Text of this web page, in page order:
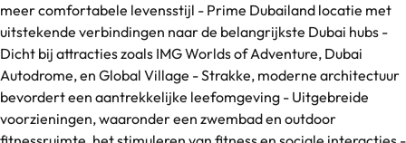
meer comfortabele levensstijl - Prime Dubailand locatie met
uitstekende verbindingen naar de belangrijkste Dubai hubs -
Dicht bij attracties zoals IMG Worlds of Adventure, Dubai
Autodrome, en Global Village - Strakke, moderne architectuur
bevordert een aantrekkelijke leefomgeving - Uitgebreide
voorzieningen, waaronder een zwembad en outdoor